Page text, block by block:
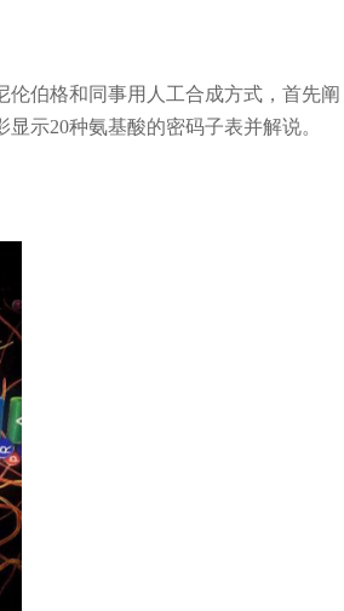
伯格和同事用人工合成方式，首先阐
示20种氨基酸的密码子表并解说。